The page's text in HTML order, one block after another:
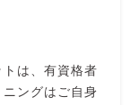
は、有資格者
ングはご自身